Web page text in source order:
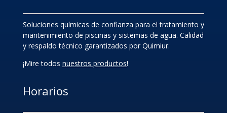
Soluciones químicas de confianza para el tratamiento y
mantenimiento de piscinas y sistemas de agua. Calidad
y respaldo técnico garantizados por Quimiur.
¡Mire todos nuestros productos!
Horarios